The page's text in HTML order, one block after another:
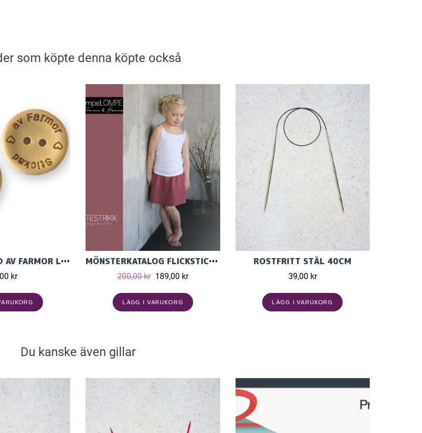
som köpte denna köpte också
KNAPP STICKAD AV FARMOR LJUS TRÄ 20MM
kr
MÖNSTERKATALOG FLICKSTICKAT I KLOMPELOMPE TYNN MERINOULL
200,00 kr 189,00 kr
LÄGG I VARUKORG
ROSTFRITT STÅL 40CM
39,00 kr
LÄGG I VARUKORG
Du kanske även gillar